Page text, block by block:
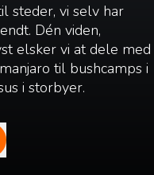
steder, vi selv har
Dén viden,
elsker vi at dele med
til bushcamps i
i storbyer.